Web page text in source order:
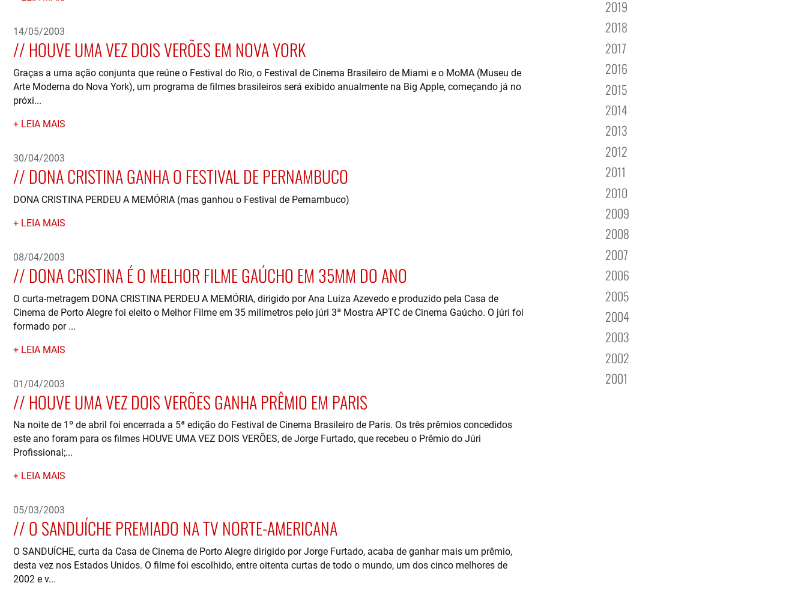
14/05/2003
HOUVE UMA VEZ DOIS VERÕES EM NOVA YORK
Graças a uma ação conjunta que reúne o Festival do Rio, o Festival de Cinema Brasileiro de Miami e o MoMA (Museu de
Arte Moderna do Nova York), um programa de filmes brasileiros será exibido anualmente na Big Apple, começando já no
próxi...
LEIA MAIS
30/04/2003
DONA CRISTINA GANHA O FESTIVAL DE PERNAMBUCO
DONA CRISTINA PERDEU A MEMÓRIA (mas ganhou o Festival de Pernambuco)
LEIA MAIS
08/04/2003
DONA CRISTINA É O MELHOR FILME GAÚCHO EM 35MM DO ANO
O curta-metragem DONA CRISTINA PERDEU A MEMÓRIA, dirigido por Ana Luiza Azevedo e produzido pela Casa de
Cinema de Porto Alegre foi eleito o Melhor Filme em 35 milímetros pelo júri 3ª Mostra APTC de Cinema Gaúcho. O júri foi
formado por ...
LEIA MAIS
01/04/2003
HOUVE UMA VEZ DOIS VERÕES GANHA PRÊMIO EM PARIS
Na noite de 1º de abril foi encerrada a 5ª edição do Festival de Cinema Brasileiro de Paris. Os três prêmios concedidos
este ano foram para os filmes HOUVE UMA VEZ DOIS VERÕES, de Jorge Furtado, que recebeu o Prêmio do Júri
Profissional;...
LEIA MAIS
05/03/2003
O SANDUÍCHE PREMIADO NA TV NORTE-AMERICANA
O SANDUÍCHE, curta da Casa de Cinema de Porto Alegre dirigido por Jorge Furtado, acaba de ganhar mais um prêmio,
desta vez nos Estados Unidos. O filme foi escolhido, entre oitenta curtas de todo o mundo, um dos cinco melhores de
2002 e v...
2019
2018
2017
2016
2015
2014
2013
2012
2011
2010
2009
2008
2007
2006
2005
2004
2003
2002
2001